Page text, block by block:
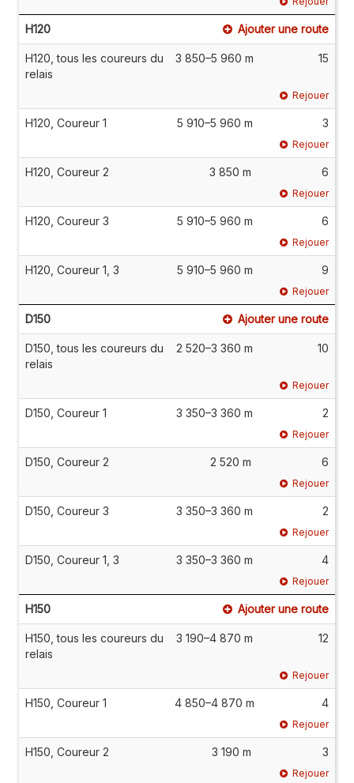
H120 Ajouter une route
H120, tous les coureurs du
relais
3 850–5 960 m 15
Rejouer
H120, Coureur 1 5 910–5 960 m 3
Rejouer
H120, Coureur 2 3 850 m 6
Rejouer
H120, Coureur 3 5 910–5 960 m 6
Rejouer
H120, Coureur 1, 3 5 910–5 960 m 9
Rejouer
D150 Ajouter une route
D150, tous les coureurs du
relais
2 520–3 360 m 10
Rejouer
D150, Coureur 1 3 350–3 360 m 2
Rejouer
D150, Coureur 2 2 520 m 6
Rejouer
D150, Coureur 3 3 350–3 360 m 2
Rejouer
D150, Coureur 1, 3 3 350–3 360 m 4
Rejouer
H150 Ajouter une route
H150, tous les coureurs du
relais
3 190–4 870 m 12
Rejouer
H150, Coureur 1 4 850–4 870 m 4
Rejouer
H150, Coureur 2 3 190 m 3
Rejouer